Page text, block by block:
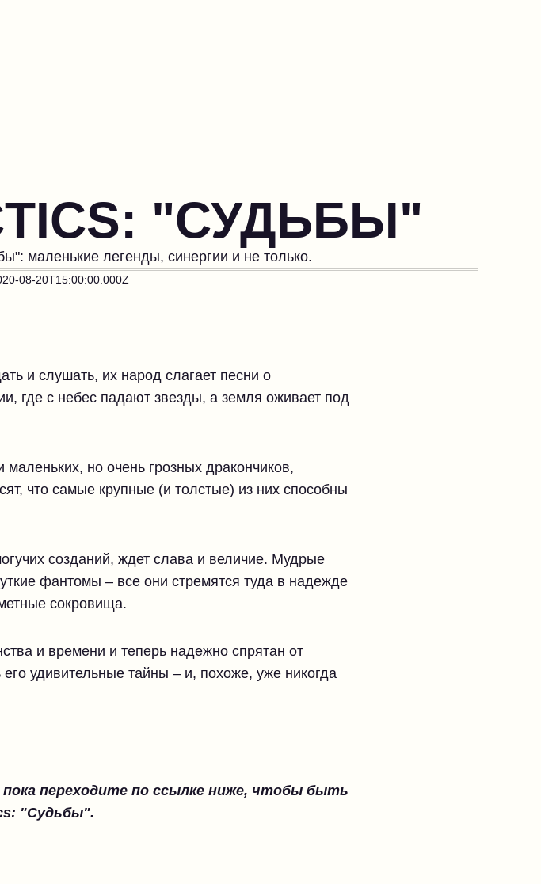
"СУДЬБЫ"
маленькие легенды, синергии и не только.
08-20T15:00:00.000Z
и слушать, их народ слагает песни о
где с небес падают звезды, а земля оживает под
но очень грозных дракончиков,
что самые крупные (и толстые) из них способны
созданий, ждет слава и величие. Мудрые
фантомы – все они стремятся туда в надежде
сокровища.
и времени и теперь надежно спрятан от
удивительные тайны – и, похоже, уже никогда
переходите по ссылке ниже, чтобы быть
"Судьбы".